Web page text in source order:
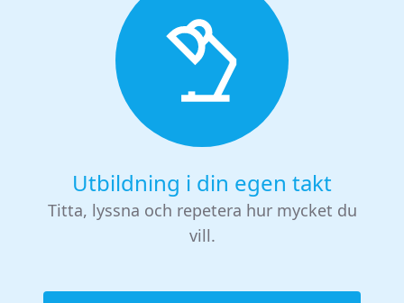
Utbildning i din egen takt
Titta, lyssna och repetera hur mycket du
vill.